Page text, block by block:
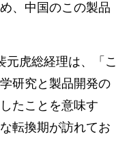
、中国のこの製品
元虎総経理は、「こ
研究と製品開発の
たことを意味す
転換期が訪れてお